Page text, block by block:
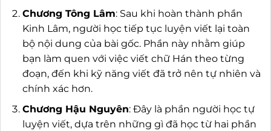
Chương Tông Lâm: Sau khi hoàn thành phần
Kinh Lâm, người học tiếp tục luyện viết lại toàn
bộ nội dung của bài gốc. Phần này nhằm giúp
bạn làm quen với việc viết chữ Hán theo từng
đoạn, đến khi kỹ năng viết đã trở nên tự nhiên và
chính xác hơn.
Chương Hậu Nguyên: Đây là phần người học tự
luyện viết, dựa trên những gì đã học từ hai phần